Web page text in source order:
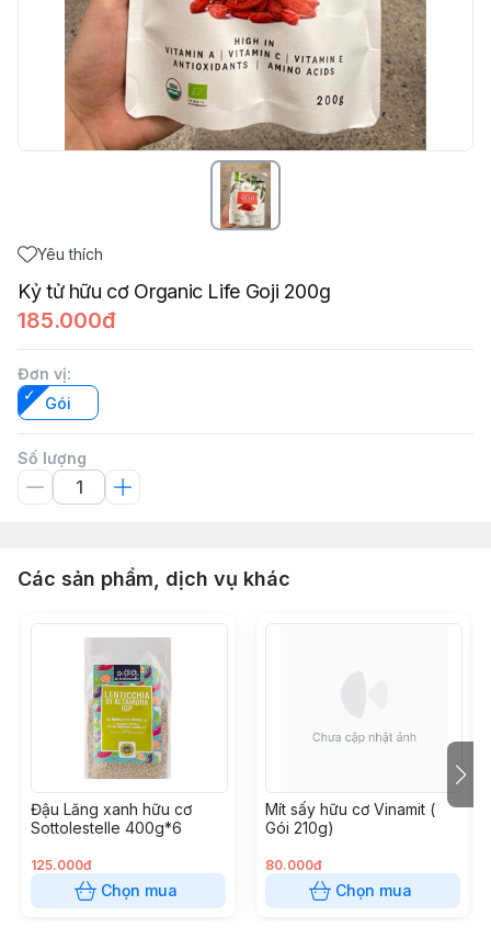
Yêu thích
Kỷ tử hữu cơ Organic Life Goji 200g
185.000đ
Đơn vị:
Gói
Số lượng
Các sản phẩm, dịch vụ khác
Đậu Lăng xanh hữu cơ
Sottolestelle 400g*6
125.000đ
Chọn mua
Mít sấy hữu cơ Vinamit (
Gói 210g)
80.000đ
Chọn mua